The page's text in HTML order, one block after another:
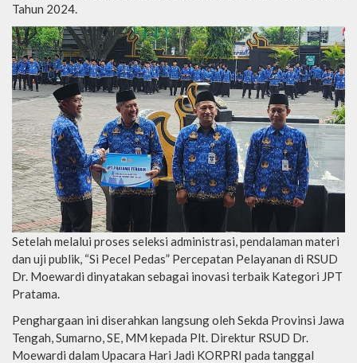
Tahun 2024.
Setelah melalui proses seleksi administrasi, pendalaman materi
dan uji publik, “Si Pecel Pedas” Percepatan Pelayanan di RSUD
Dr. Moewardi dinyatakan sebagai inovasi terbaik Kategori JPT
Pratama.
Penghargaan ini diserahkan langsung oleh Sekda Provinsi Jawa
Tengah, Sumarno, SE, MM kepada Plt. Direktur RSUD Dr.
Moewardi dalam Upacara Hari Jadi KORPRI pada tanggal